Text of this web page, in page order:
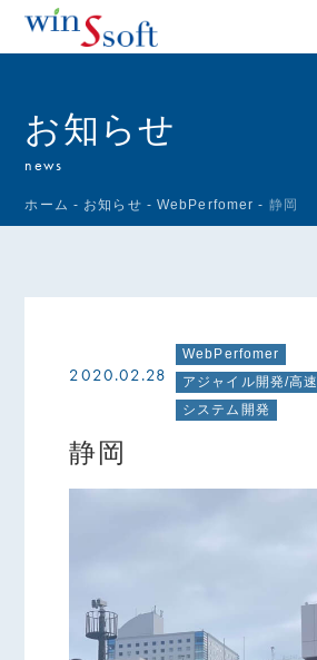
お知らせ
news
ホーム - お知らせ -WebPerfomer - 静岡
2020.02.28
WebPerfomer
アジャイル開発/高
システム開発
静岡